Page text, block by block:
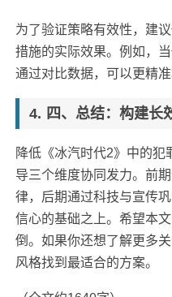
为了验证策略有效性，建
措施的实际效果。例如，
通过对比数据，可以更精准
四、总结：构建长
降低《冰汽时代2》中的犯
导三个维度协同发力。前
律，后期通过科技与宣传
信心的基础之上。希望本
倒。如果你还想了解更多
风格找到最适合的方案。